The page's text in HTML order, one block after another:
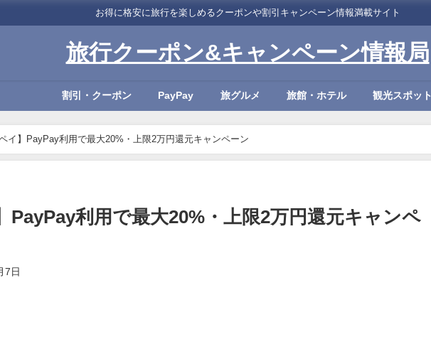
お得に格安に旅行を楽しめるクーポンや割引キャンペーン情報満載サイト
旅行クーポン&キャンペーン情報局
割引・クーポン PayPay 旅グルメ 旅館・ホテル 観光スポット
イ】PayPay利用で最大20%・上限2万円還元キャンペーン
PayPay利用で最大20%・上限2万円還元キャンペ
7日